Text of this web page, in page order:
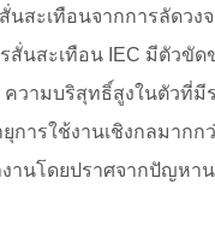
สะเทือนจากการลัดวงจ
สั่นสะเทือน IEC มีตัวขั
ความบริสุทธิ์สูงในตัวที่
ยุการใช้งานเชิงกลมากก
านโดยปราศจากปัญหาน